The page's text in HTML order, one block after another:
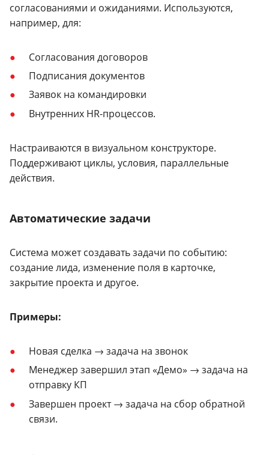
согласованиями и ожиданиями. Используются,
например, для:
Согласования договоров
Подписания документов
Заявок на командировки
Внутренних HR-процессов.
Настраиваются в визуальном конструкторе.
Поддерживают циклы, условия, параллельные
действия.
Автоматические задачи
Система может создавать задачи по событию:
создание лида, изменение поля в карточке,
закрытие проекта и другое.
Примеры:
Новая сделка → задача на звонок
Менеджер завершил этап «Демо» → задача на
отправку КП
Завершен проект → задача на сбор обратной
связи.